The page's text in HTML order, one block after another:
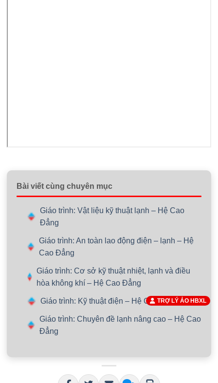
Bài viết cùng chuyên mục
Giáo trình: Vật liệu kỹ thuật lạnh – Hệ Cao
Đẳng
Giáo trình: An toàn lao động điện – lạnh – Hệ
Cao Đẳng
Giáo trình: Cơ sở kỹ thuật nhiệt, lạnh và điều
hòa không khí – Hệ Cao Đẳng
Giáo trình: Kỹ thuật điện – Hệ Cao Đẳng
Giáo trình: Chuyên đề lạnh nâng cao – Hệ Cao
Đẳng
TRỢ LÝ ẢO HBXL